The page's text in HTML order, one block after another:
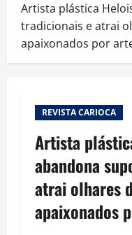
Artista plástica
tradicionais e atrai
apaixonados por
REVISTA CARIOCA
Artista
abandona
atrai olhares
apaixonados